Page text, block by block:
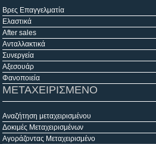
Βρες Επαγγελματία
Ελαστικά
After sales
Ανταλλακτικά
Συνεργεία
Αξεσουάρ
Φανοποιεία
ΜΕΤΑΧΕΙΡΙΣΜΕΝΟ
Αναζήτηση μεταχειρισμένου
Δοκιμές Μεταχειρισμένων
Αγοράζοντας Μεταχειρισμένο